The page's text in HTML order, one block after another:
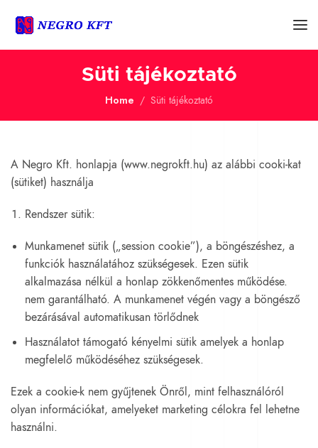
Süti tájékoztató
Home Süti tájékoztató
A Negro Kft. honlapja (www.negrokft.hu) az alábbi cooki-kat
(sütiket) használja
Rendszer sütik:
Munkamenet sütik („session cookie”), a böngészéshez, a
funkciók használatához szükségesek. Ezen sütik
alkalmazása nélkül a honlap zökkenőmentes működése.
nem garantálható. A munkamenet végén vagy a böngésző
bezárásával automatikusan törlődnek
Használatot támogató kényelmi sütik amelyek a honlap
megfelelő működéséhez szükségesek.
Ezek a cookie-k nem gyűjtenek Önről, mint felhasználóról
olyan információkat, amelyeket marketing célokra fel lehetne
használni.